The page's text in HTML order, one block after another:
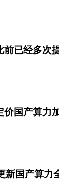
已经多次
价国产算力
新国产算力